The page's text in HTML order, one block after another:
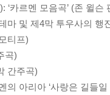
‘카르멘 모음곡’ (존 윌슨
마 및 제4막 투우사의 행
티프)
곡)
간주곡)
의 아리아 ‘사랑은 길들일